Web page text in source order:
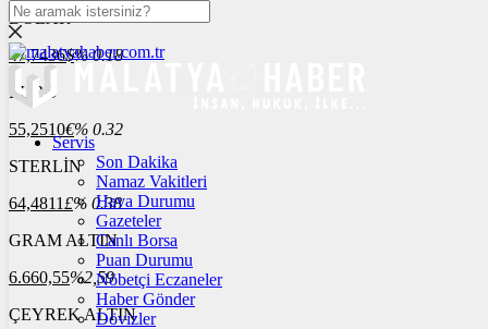
DOLAR
47,7436$% 0.18
EURO
55,2510€% 0.32
STERLİN
64,4811£% 0.38
GRAM ALTIN
6.660,55%2,59
ÇEYREK ALTIN
Servis
Son Dakika
Namaz Vakitleri
Hava Durumu
Gazeteler
Canlı Borsa
Puan Durumu
Nöbetçi Eczaneler
Haber Gönder
Dövizler